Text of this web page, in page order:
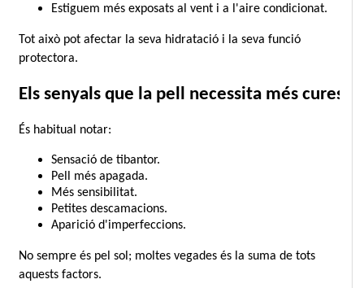
Estiguem més exposats al vent i a l'aire condicionat.
Tot això pot afectar la seva hidratació i la seva funció
protectora.
Els senyals que la pell necessita més cures
És habitual notar:
Sensació de tibantor.
Pell més apagada.
Més sensibilitat.
Petites descamacions.
Aparició d'imperfeccions.
No sempre és pel sol; moltes vegades és la suma de tots
aquests factors.